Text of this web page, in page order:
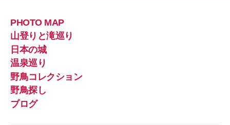
PHOTO MAP
山登りと滝巡り
日本の城
温泉巡り
野鳥コレクション
野鳥探し
ブログ